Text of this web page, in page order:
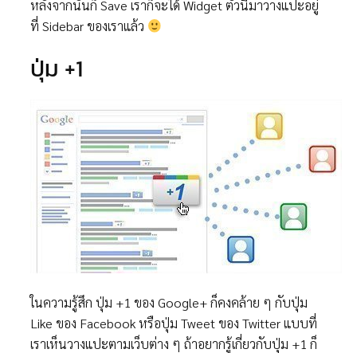
หลังจากนั้นก็ Save เราก็จะได้ Widget ตัวนี้มาวางแปะอยู่
ที่ Sidebar ของเราแล้ว
ปุ่ม +1
ในความรู้สึก ปุ่ม +1 ของ Google+ ก็คงคล้าย ๆ กับปุ่ม
Like ของ Facebook หรือปุ่ม Tweet ของ Twitter แบบที่
เราเห็นวางแปะตามเว็บต่าง ๆ ถ้าอยากรู้เกี่ยวกับปุ่ม +1 ก็